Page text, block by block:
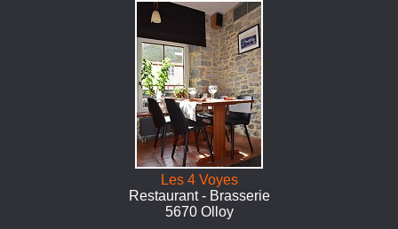
Les 4 Voyes
Restaurant - Brasserie
5670 Olloy